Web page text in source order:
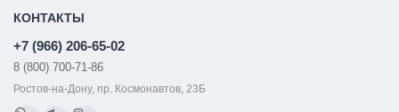
КОНТАКТЫ
+7 (966) 206-65-02
8 (800) 700-71-86
Ростов-на-Дону, пр. Космонавтов, 23Б